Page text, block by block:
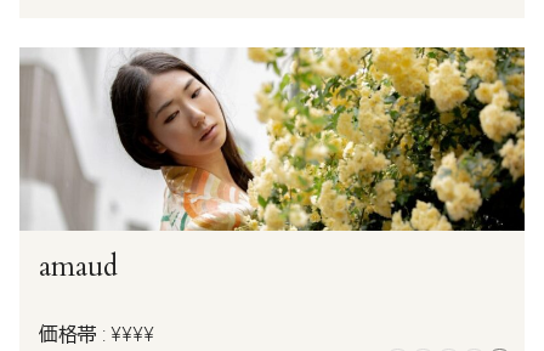
amaud
価格帯 : ¥¥¥¥